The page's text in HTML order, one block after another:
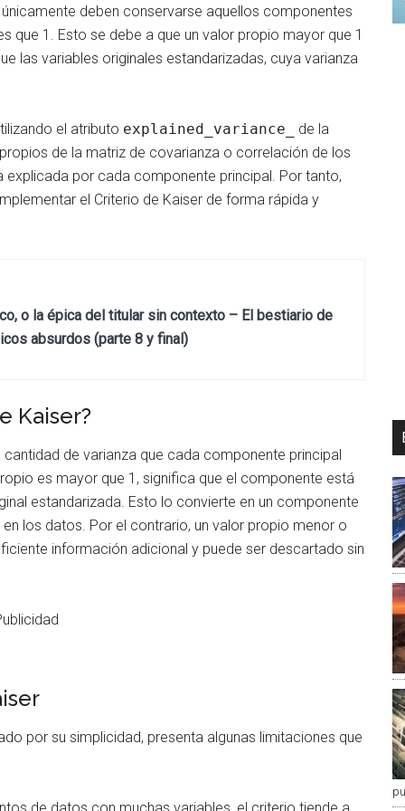
deben conservarse aquellos componentes
que 1. Esto se debe a que un valor propio mayor que 1
las variables originales estandarizadas, cuya varianza
el atributo explained_variance_
de la
de la matriz de covarianza o correlación de los
por cada componente principal. Por tanto,
el Criterio de Kaiser de forma rápida y
o la épica del titular sin contexto – El bestiario de
absurdos (parte 8 y final)
Kaiser?
de varianza que cada componente principal
es mayor que 1, significa que el componente está
estandarizada. Esto lo convierte en un componente
los datos. Por el contrario, un valor propio menor o
información adicional y puede ser descartado sin
por su simplicidad, presenta algunas limitaciones que